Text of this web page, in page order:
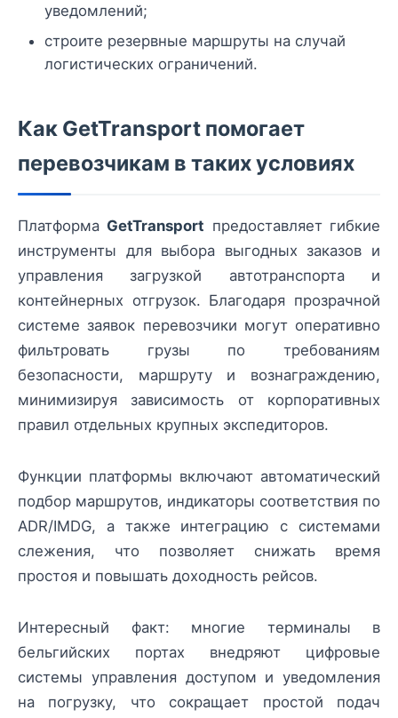
уведомлений;
строите резервные маршруты на случай
логистических ограничений.
Как GetTransport помогает
перевозчикам в таких условиях
Платформа GetTransport предоставляет гибкие
инструменты для выбора выгодных заказов и
управления загрузкой автотранспорта и
контейнерных отгрузок. Благодаря прозрачной
системе заявок перевозчики могут оперативно
фильтровать грузы по требованиям
безопасности, маршруту и вознаграждению,
минимизируя зависимость от корпоративных
правил отдельных крупных экспедиторов.
Функции платформы включают автоматический
подбор маршрутов, индикаторы соответствия по
ADR/IMDG, а также интеграцию с системами
слежения, что позволяет снижать время
простоя и повышать доходность рейсов.
Интересный факт: многие терминалы в
бельгийских портах внедряют цифровые
системы управления доступом и уведомления
на погрузку, что сокращает простой подач